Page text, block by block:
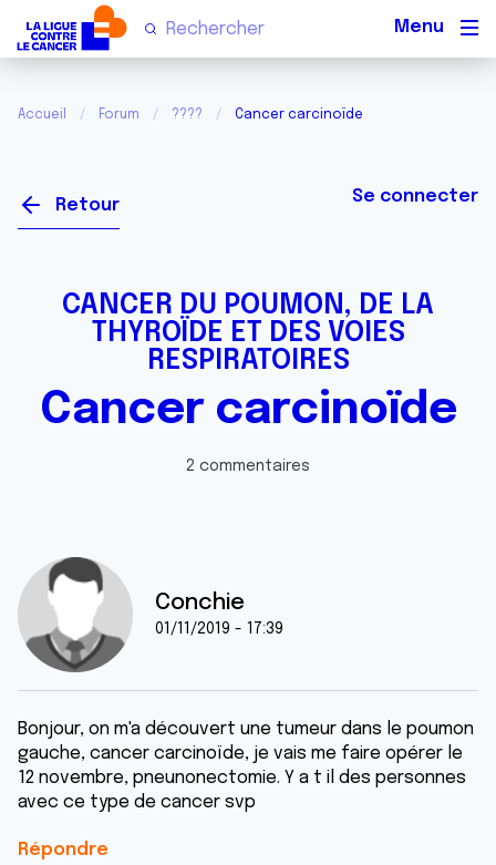
Accueil Forum ???? Cancer carcinoïde
Retour Se connecter
CANCER DU POUMON, DE LA
THYROÏDE ET DES VOIES
RESPIRATOIRES
Cancer carcinoïde
2 commentaires
Conchie
01/11/2019 - 17:39
Bonjour, on m'a découvert une tumeur dans le poumon
gauche, cancer carcinoïde, je vais me faire opérer le
12 novembre, pneunonectomie. Y a t il des personnes
avec ce type de cancer svp
Répondre